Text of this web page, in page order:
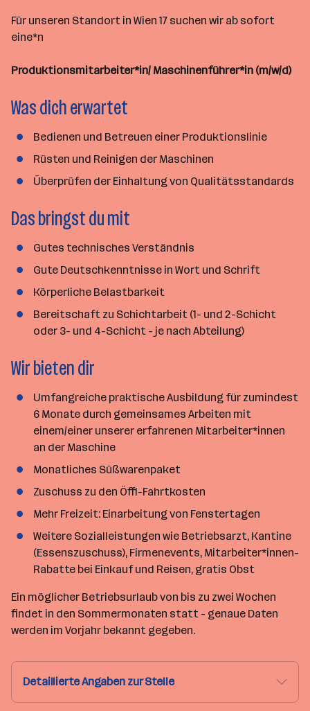
*
i
n
n
n
h
Für unseren Standort in Wien 17 suchen wir ab sofort
eine*n
Produktionsmitarbeiter*in/ Maschinenführer*in (m/w/d)
Was dich erwartet
Bedienen und Betreuen einer Produktionslinie
Rüsten und Reinigen der Maschinen
Überprüfen der Einhaltung von Qualitätsstandards
Das bringst du mit
Gutes technisches Verständnis
Gute Deutschkenntnisse in Wort und Schrift
Körperliche Belastbarkeit
Bereitschaft zu Schichtarbeit (1- und 2-Schicht
oder 3- und 4-Schicht - je nach Abteilung)
Wir bieten dir
Umfangreiche praktische Ausbildung für zumindest
6 Monate durch gemeinsames Arbeiten mit
einem/einer unserer erfahrenen Mitarbeiter*innen
an der Maschine
Monatliches Süßwarenpaket
Zuschuss zu den Öffi-Fahrtkosten
Mehr Freizeit: Einarbeitung von Fenstertagen
Weitere Sozialleistungen wie Betriebsarzt, Kantine
(Essenszuschuss), Firmenevents, Mitarbeiter*innen-
Rabatte bei Einkauf und Reisen, gratis Obst
Ein möglicher Betriebsurlaub von bis zu zwei Wochen
findet in den Sommermonaten statt - genaue Daten
werden im Vorjahr bekannt gegeben.
Detaillierte Angaben zur Stelle